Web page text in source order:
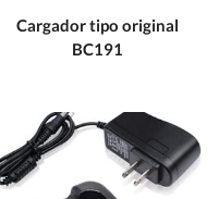
Cargador tipo original
BC191